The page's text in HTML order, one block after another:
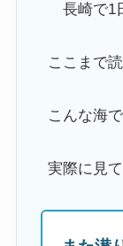
長崎で1
ここまで
こんな海
実際に見